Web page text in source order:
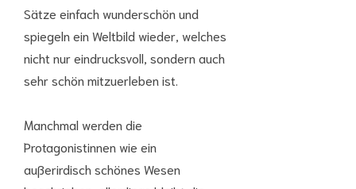
Sätze einfach wunderschön und
spiegeln ein Weltbild wieder, welches
nicht nur eindrucksvoll, sondern auch
sehr schön mitzuerleben ist.
Manchmal werden die
Protagonistinnen wie ein
außerirdisch schönes Wesen